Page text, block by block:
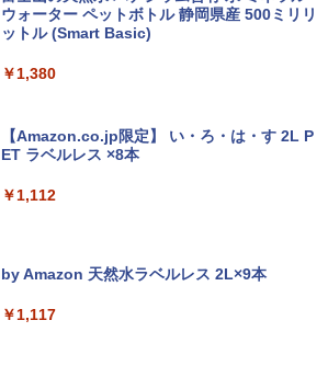
新で在庫処分
NEC VKL24X-4 15.6インチ Core i3 メモ
リ8GB SSD 256GB Office付き Webカメ
中古パソコン
【★最大100%ポイント】【フルHD×WE
スマホ対応 MFP156T1F
Yoothi 互換品 液晶 13.3インチ Lenovo
ThinkPad L13 Gen 3 21B3 21B4 21B9
LCD 液晶ディスプレイ 修理交換用液晶
【送料無料】現代法律実務の諸問題 令和
7年度研修版／日本弁護士連合会
￥8,140
セリング 3.5 / マルチポイント接続 / 最大40時
間再生 / コンパクト形状/持ち運びに便利 / IP5
ル
Anker Soundcore Liberty 5 ディープブルー
￥250
[Explicit]
ウォーター ペットボトル 静岡県産 500ミリリ
ットル (Smart Basic)
￥1,380
【Amazon.co.jp限定】 い・ろ・は・す 2L P
ET ラベルレス ×8本
￥1,112
by Amazon 天然水ラベルレス 2L×9本
￥1,117